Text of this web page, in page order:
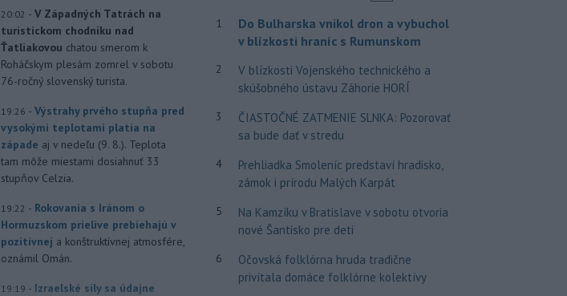
20:02 - V Západných Tatrách na
turistickom chodníku nad
Ťatliakovou chatou smerom k
Roháčskym plesám zomrel v sobotu
76-ročný slovenský turista.
19:26 - Výstrahy prvého stupňa pred
vysokými teplotami platia na
západe aj v nedeľu (9. 8.). Teplota
tam môže miestami dosiahnuť 33
stupňov Celzia.
19:22 - Rokovania s Iránom o
Hormuzskom prielive prebiehajú v
pozitívnej a konštruktívnej atmosfére,
oznámil Omán.
19:19 - Izraelské sily sa údajne
1
Do Bulharska vnikol dron a vybuchol
v blízkosti hraníc s Rumunskom
2
V blízkosti Vojenského technického a
skúšobného ústavu Záhorie HORÍ
3
ČIASTOČNÉ ZATMENIE SLNKA: Pozorovať
sa bude dať v stredu
4
Prehliadka Smoleníc predstaví hradisko,
zámok i prírodu Malých Karpát
5
Na Kamzíku v Bratislave v sobotu otvoria
nové Šantisko pre deti
6
Očovská folklórna hruda tradične
privítala domáce folklórne kolektívy